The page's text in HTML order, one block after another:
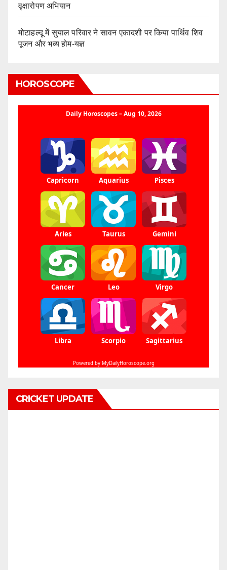
वृक्षारोपण अभियान
मोटाहल्दू में सुयाल परिवार ने सावन एकादशी पर किया पार्थिव शिव
पूजन और भव्य होम-यज्ञ
HOROSCOPE
CRICKET UPDATE